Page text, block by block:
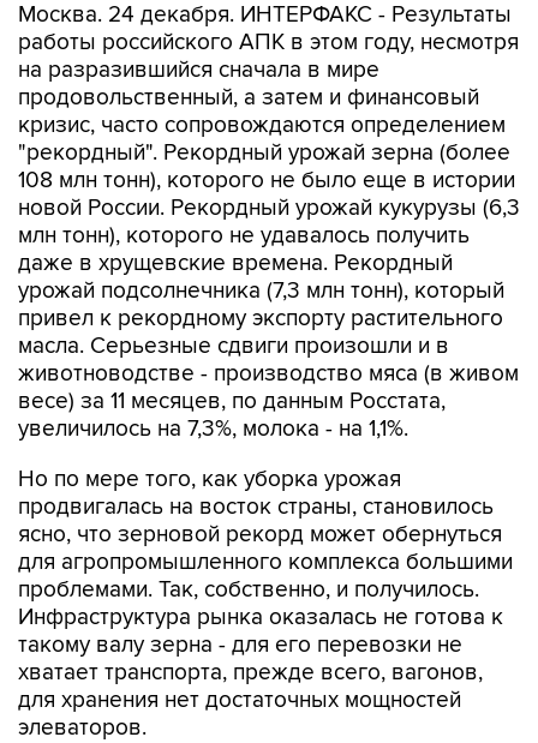
Москва. 24 декабря. ИНТЕРФАКС - Результаты
работы российского АПК в этом году, несмотря
на разразившийся сначала в мире
продовольственный, а затем и финансовый
кризис, часто сопровождаются определением
"рекордный". Рекордный урожай зерна (более
108 млн тонн), которого не было еще в истории
новой России. Рекордный урожай кукурузы (6,3
млн тонн), которого не удавалось получить
даже в хрущевские времена. Рекордный
урожай подсолнечника (7,3 млн тонн), который
привел к рекордному экспорту растительного
масла. Серьезные сдвиги произошли и в
животноводстве - производство мяса (в живом
весе) за 11 месяцев, по данным Росстата,
увеличилось на 7,3%, молока - на 1,1%.
Но по мере того, как уборка урожая
продвигалась на восток страны, становилось
ясно, что зерновой рекорд может обернуться
для агропромышленного комплекса большими
проблемами. Так, собственно, и получилось.
Инфраструктура рынка оказалась не готова к
такому валу зерна - для его перевозки не
хватает транспорта, прежде всего, вагонов,
для хранения нет достаточных мощностей
элеваторов.